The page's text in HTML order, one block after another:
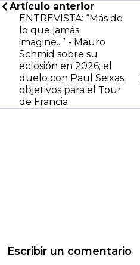
Artículo anterior
ENTREVISTA: “Más de
lo que jamás
imaginé...” - Mauro
Schmid sobre su
eclosión en 2026; el
duelo con Paul Seixas;
objetivos para el Tour
de Francia
Escribir un comentario